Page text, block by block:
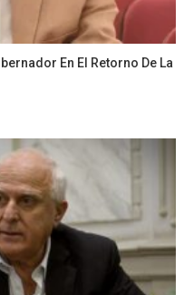
En El Retorno De La